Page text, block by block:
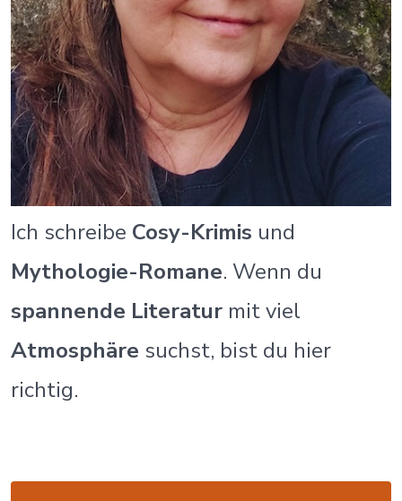
Ich schreibe Cosy-Krimis und
Mythologie-Romane. Wenn du
spannende Literaturmit viel
Atmosphäre suchst, bist du hier
richtig.